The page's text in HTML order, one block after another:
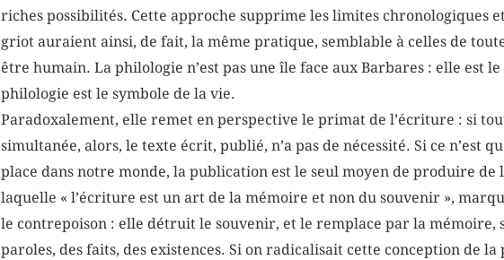
riches possibilités. Cette approche supprime les limites chronologiques
griot auraient ainsi, de fait, la même pratique, semblable à celles de
être humain. La philologie n’est pas une île face aux Barbares : elle est
philologie est le symbole de la vie.
Paradoxalement, elle remet en perspective le primat de l’écriture : si
simultanée, alors, le texte écrit, publié, n’a pas de nécessité. Si ce n’est
place dans notre monde, la publication est le seul moyen de produire
laquelle « l’écriture est un art de la mémoire et non du souvenir »,
le contrepoison : elle détruit le souvenir, et le remplace par la mémoire,
paroles, des faits, des existences. Si on radicalisait cette conception de